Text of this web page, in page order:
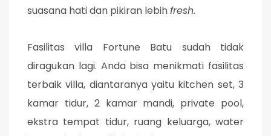
suasana hati dan pikiran lebihfresh.
Fasilitas villa Fortune Batu sudah tidak
diragukan lagi. Anda bisa menikmati fasilitas
terbaik villa, diantaranya yaitu kitchen set, 3
kamar tidur, 2 kamar mandi, private pool,
ekstra tempat tidur, ruang keluarga, water